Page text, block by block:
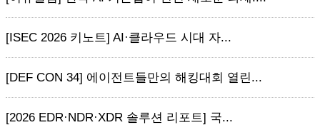
[ISEC 2026 키노트] AI·클라우드 시대 자...
[DEF CON 34] 에이전트들만의 해킹대회 열린...
[2026 EDR·NDR·XDR 솔루션 리포트] 국...